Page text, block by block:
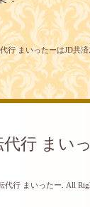
行 まいったーはJD共
代行 まい
代行 まいったー . All